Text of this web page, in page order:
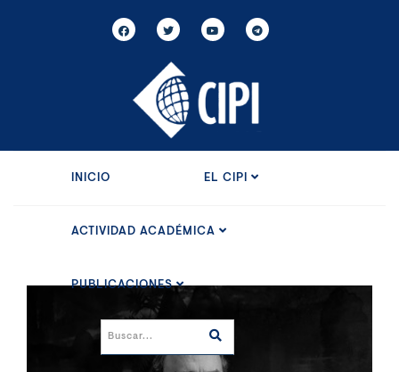
INICIO EL CIPI
ACTIVIDAD ACADÉMICA
PUBLICACIONES